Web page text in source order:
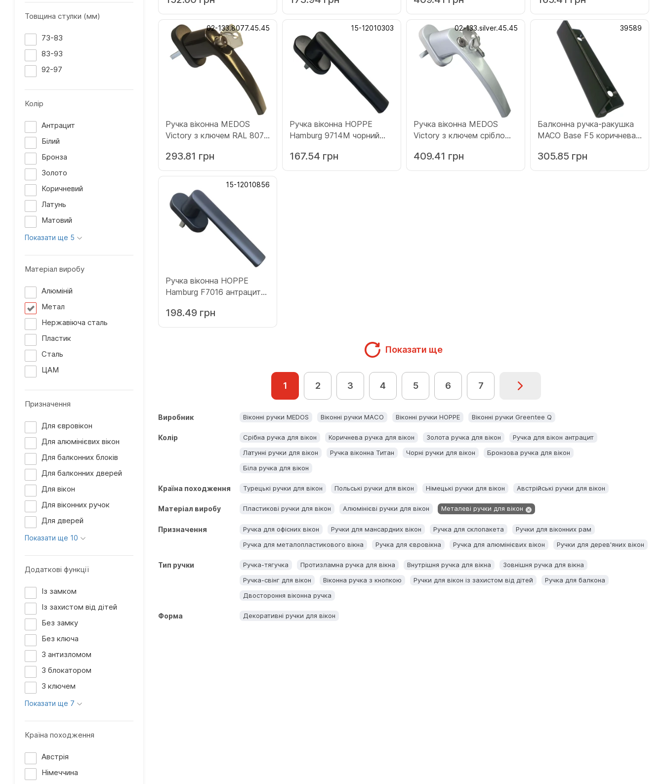
Товщина стулки (мм)
73-83
83-93
92-97
Колір
Антрацит
Білий
Бронза
Золото
Коричневий
Латунь
Матовий
Показати ще 5
Матеріал виробу
Алюміній
Метал
Нержавіюча сталь
Пластик
Сталь
ЦАМ
Призначення
Для євровікон
Для алюмінієвих вікон
Для балконних блоків
Для балконних дверей
Для вікон
Для віконних ручок
Для дверей
Показати ще 10
Додаткові функції
Із замком
Із захистом від дітей
Без замку
Без ключа
З антизломом
З блокатором
З ключем
Показати ще 7
Країна походження
Австрія
Німеччина
02-133.8077.45.45
Ручка віконна MEDOS
Viсtory з ключем RAL 8077
(133.8077.45.45)
293.81 грн
15-12010303
Ручка віконна HOPPE
Hamburg 9714M чорний
167.54 грн
02-133.silver.45.45
Ручка віконна MEDOS
Viсtory з ключем срібло
409.41 грн
39589
Балконна ручка-ракушка
МACO Base F5 коричнева
305.85 грн
15-12010856
Ручка віконна HOPPE
Hamburg F7016 антрацит
198.49 грн
Показати ще
1 2 3 4 5 6 7
Виробник Віконні ручки MEDOS Віконні ручки MACO Віконні ручки HOPPE Віконні ручки Greentee Q
Колір Срібна ручка для вікон Коричнева ручка для вікон Золота ручка для вікон
Ручка для вікон антрацит
Латунні ручки для вікон
Ручка віконна Титан Чорні ручки для вікон
Бронзова ручка для вікон
Біла ручка для вікон
Країна походження Турецькі ручки для вікон Польські ручки для вікон Німецькі ручки для вікон Австрійські ручки для вікон
Матеріал виробу Пластикові ручки для вікон Алюмінієві ручки для вікон Металеві ручки для вікон
Призначення Ручка для офісних вікон Ручки для мансардних вікон Ручка для склопакета
Ручки для віконних рам
Ручка для металопластикового вікна
Ручка для євровікна Ручка для алюмінієвих вікон Ручки для дерев'яних вікон
Тип ручки Ручка-тягучка Протизламна ручка для вікна Внутрішня ручка для вікна
Зовнішня ручка для вікна
Ручка-свінг для вікон
Віконна ручка з кнопкою Ручки для вікон із захистом від дітей
Ручка для балкона
Двостороння віконна ручка
Форма Декоративні ручки для вікон